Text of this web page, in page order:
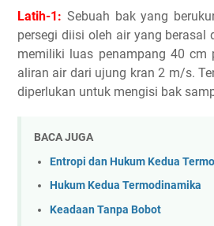
Latih-1: Sebuah bak yang
persegi diisi oleh air yang berasal
memiliki luas penampang 40 cm
aliran air dari ujung kran 2 m/s.
diperlukan untuk mengisi bak
BACA JUGA
Entropi dan Hukum Kedua
Hukum Kedua Termodinamika
Keadaan Tanpa Bobot